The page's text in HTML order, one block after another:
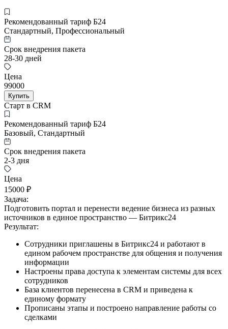
Рекомендованный тариф Б24
Стандартный, Профессиональный
Срок внедрения пакета
28-30 дней
Цена
99000
Купить
Старт в CRM
Рекомендованный тариф Б24
Базовый, Стандартный
Срок внедрения пакета
2-3 дня
Цена
15000 ₽
Задача:
Подготовить портал и перенести ведение бизнеса из разных
источников в единое пространство — Битрикс24
Результат:
Сотрудники приглашены в Битрикс24 и работают в
едином рабочем пространстве для общения и получения
информации
Настроены права доступа к элементам системы для всех
сотрудников
База клиентов перенесена в CRM и приведена к
единому формату
Прописаны этапы и построено направление работы со
сделками